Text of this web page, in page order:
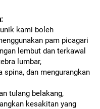
kami boleh
pam picagari
lembut dan terkawal
lumbar,
spina, dan mengurangkan
tulang belakang,
kesakitan yang